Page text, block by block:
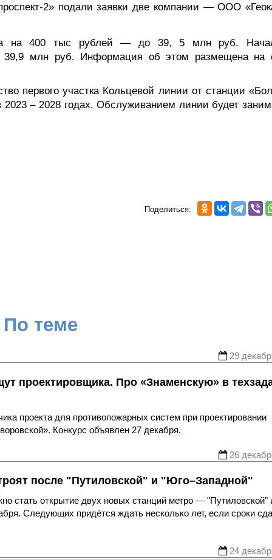
2» подали заявки две компании — ООО
на 400 тыс рублей — до 39, 5 млн руб.
39,9 млн руб. Информация об этом размещена на
первого участка Кольцевой линии от станции
– 2028 годах. Обслуживанием линии будет
Поделиться:
По теме
29
проектировщика. Про «Знаменскую» в
проекта для противопожарных систем при проектировании
Конкурс объявлен 27 декабря.
26
после "Путиловской" и "Юго–Западной"
стать открытие двух новых станций метро — "Путиловской"
Следующих придётся ждать несколько лет, если сроки
24